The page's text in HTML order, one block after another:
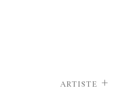
ARTISTE